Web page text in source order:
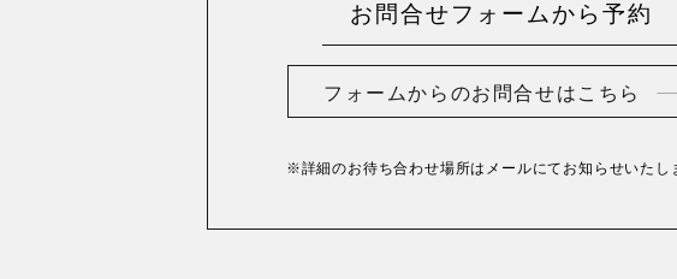
お問合せフォームから予約
フォームからのお問合せはこちら
※詳細のお待ち合わせ場所は メールにてお知らせいたし